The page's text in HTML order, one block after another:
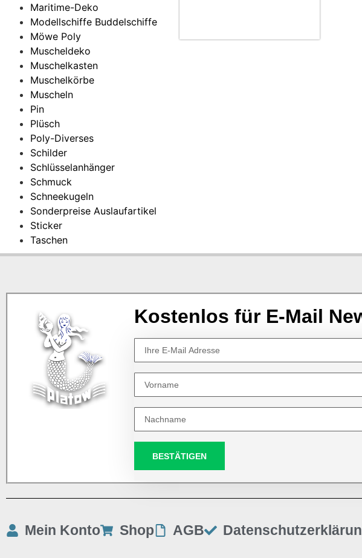
Maritime-Deko
Modellschiffe Buddelschiffe
Möwe Poly
Muscheldeko
Muschelkasten
Muschelkörbe
Muscheln
Pin
Plüsch
Poly-Diverses
Schilder
Schlüsselanhänger
Schmuck
Schneekugeln
Sonderpreise Auslaufartikel
Sticker
Taschen
Kostenlos für E-Mail
BESTÄTIGEN
Mein Konto Shop AGB